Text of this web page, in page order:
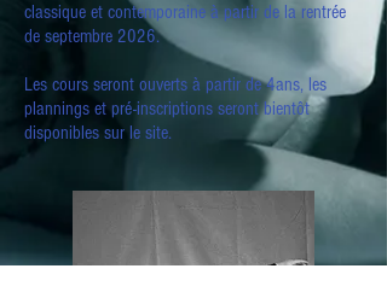
classique et contemporaine à partir de la rentrée
de septembre 2026.
Les cours seront ouverts à partir de 4ans, les
plannings et pré-inscriptions seront bientôt
disponibles sur le site.